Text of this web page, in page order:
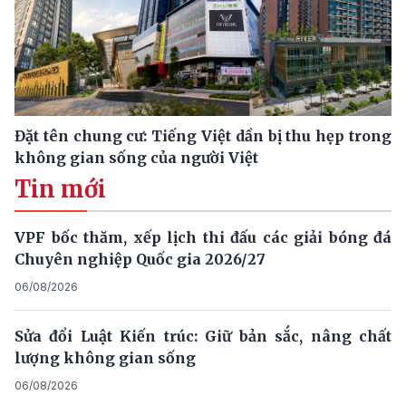
Đặt tên chung cư: Tiếng Việt dần bị thu hẹp trong
không gian sống của người Việt
Tin mới
VPF bốc thăm, xếp lịch thi đấu các giải bóng đá
Chuyên nghiệp Quốc gia 2026/27
06/08/2026
Sửa đổi Luật Kiến trúc: Giữ bản sắc, nâng chất
lượng không gian sống
06/08/2026